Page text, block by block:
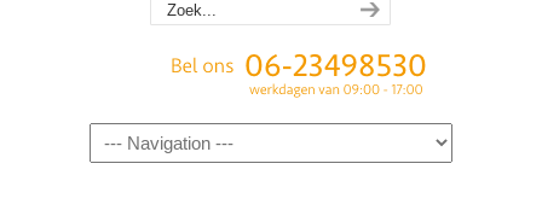
Navigation